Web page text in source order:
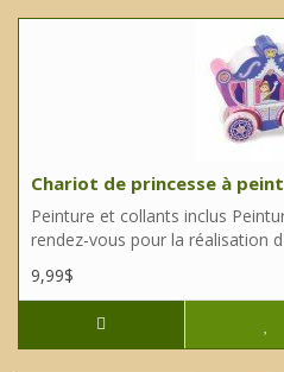
Chariot de princesse à
Peinture et collants inclus
rendez-vous pour la réalisation
9,99$